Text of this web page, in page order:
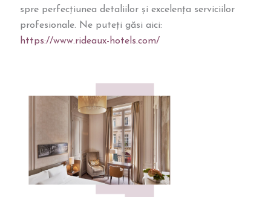
spre perfecțiunea detaliilor și excelența serviciilor
profesionale. Ne puteți găsi aici:
https://www.rideaux-hotels.com/